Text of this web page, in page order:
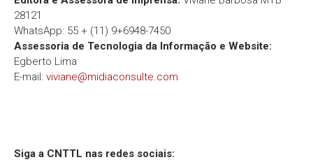
28121
WhatsApp: 55 + (11) 9+6948-7450
Assessoria de Tecnologia da Informação e Website:
Egberto Lima
E-mail: viviane@midiaconsulte.com
Siga a CNTTL nas redes sociais: